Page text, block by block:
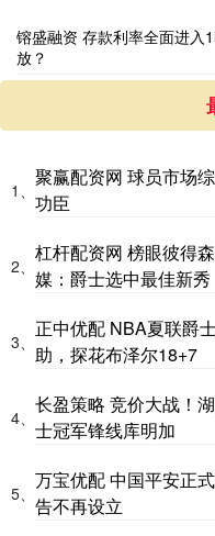
镕盛融资 存款利率全面进入
放？
1、
聚赢配资网 球员市场
功臣
2、
杠杆配资网 榜眼彼得
媒：爵士选中最佳新秀
3、
正中优配 NBA夏联爵
助，探花布泽尔18+7
4、
长盈策略 竞价大战！
士冠军锋线库明加
5、
万宝优配 中国平安正
告不再设立